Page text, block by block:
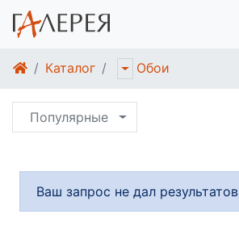
Каталог Обои
Популярные
Ваш запрос не дал результатов